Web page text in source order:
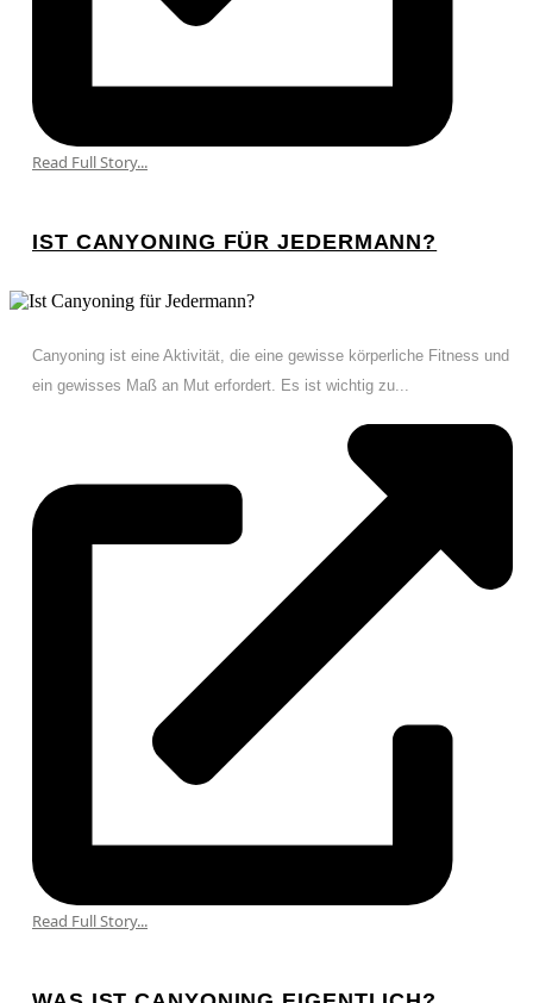
Read Full Story...
IST CANYONING FÜR JEDERMANN?
Canyoning ist eine Aktivität, die eine gewisse körperliche Fitness und
ein gewisses Maß an Mut erfordert. Es ist wichtig zu...
Read Full Story...